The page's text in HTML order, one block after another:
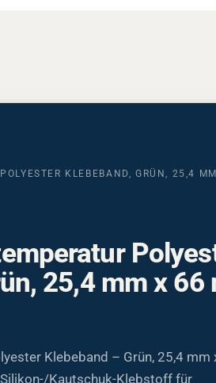
KLEBEBAND, GRÜN, 25,4
25,4 mm x 66
Klebeband – Grün, 25,4 mm x
Kautschuk-Klebstoff für